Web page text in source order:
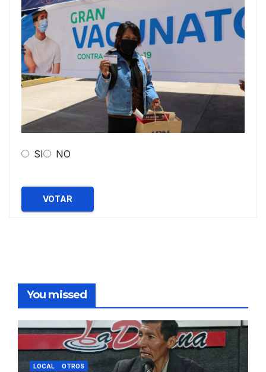
SI NO
VOTAR
You missed
LOCAL OTROS